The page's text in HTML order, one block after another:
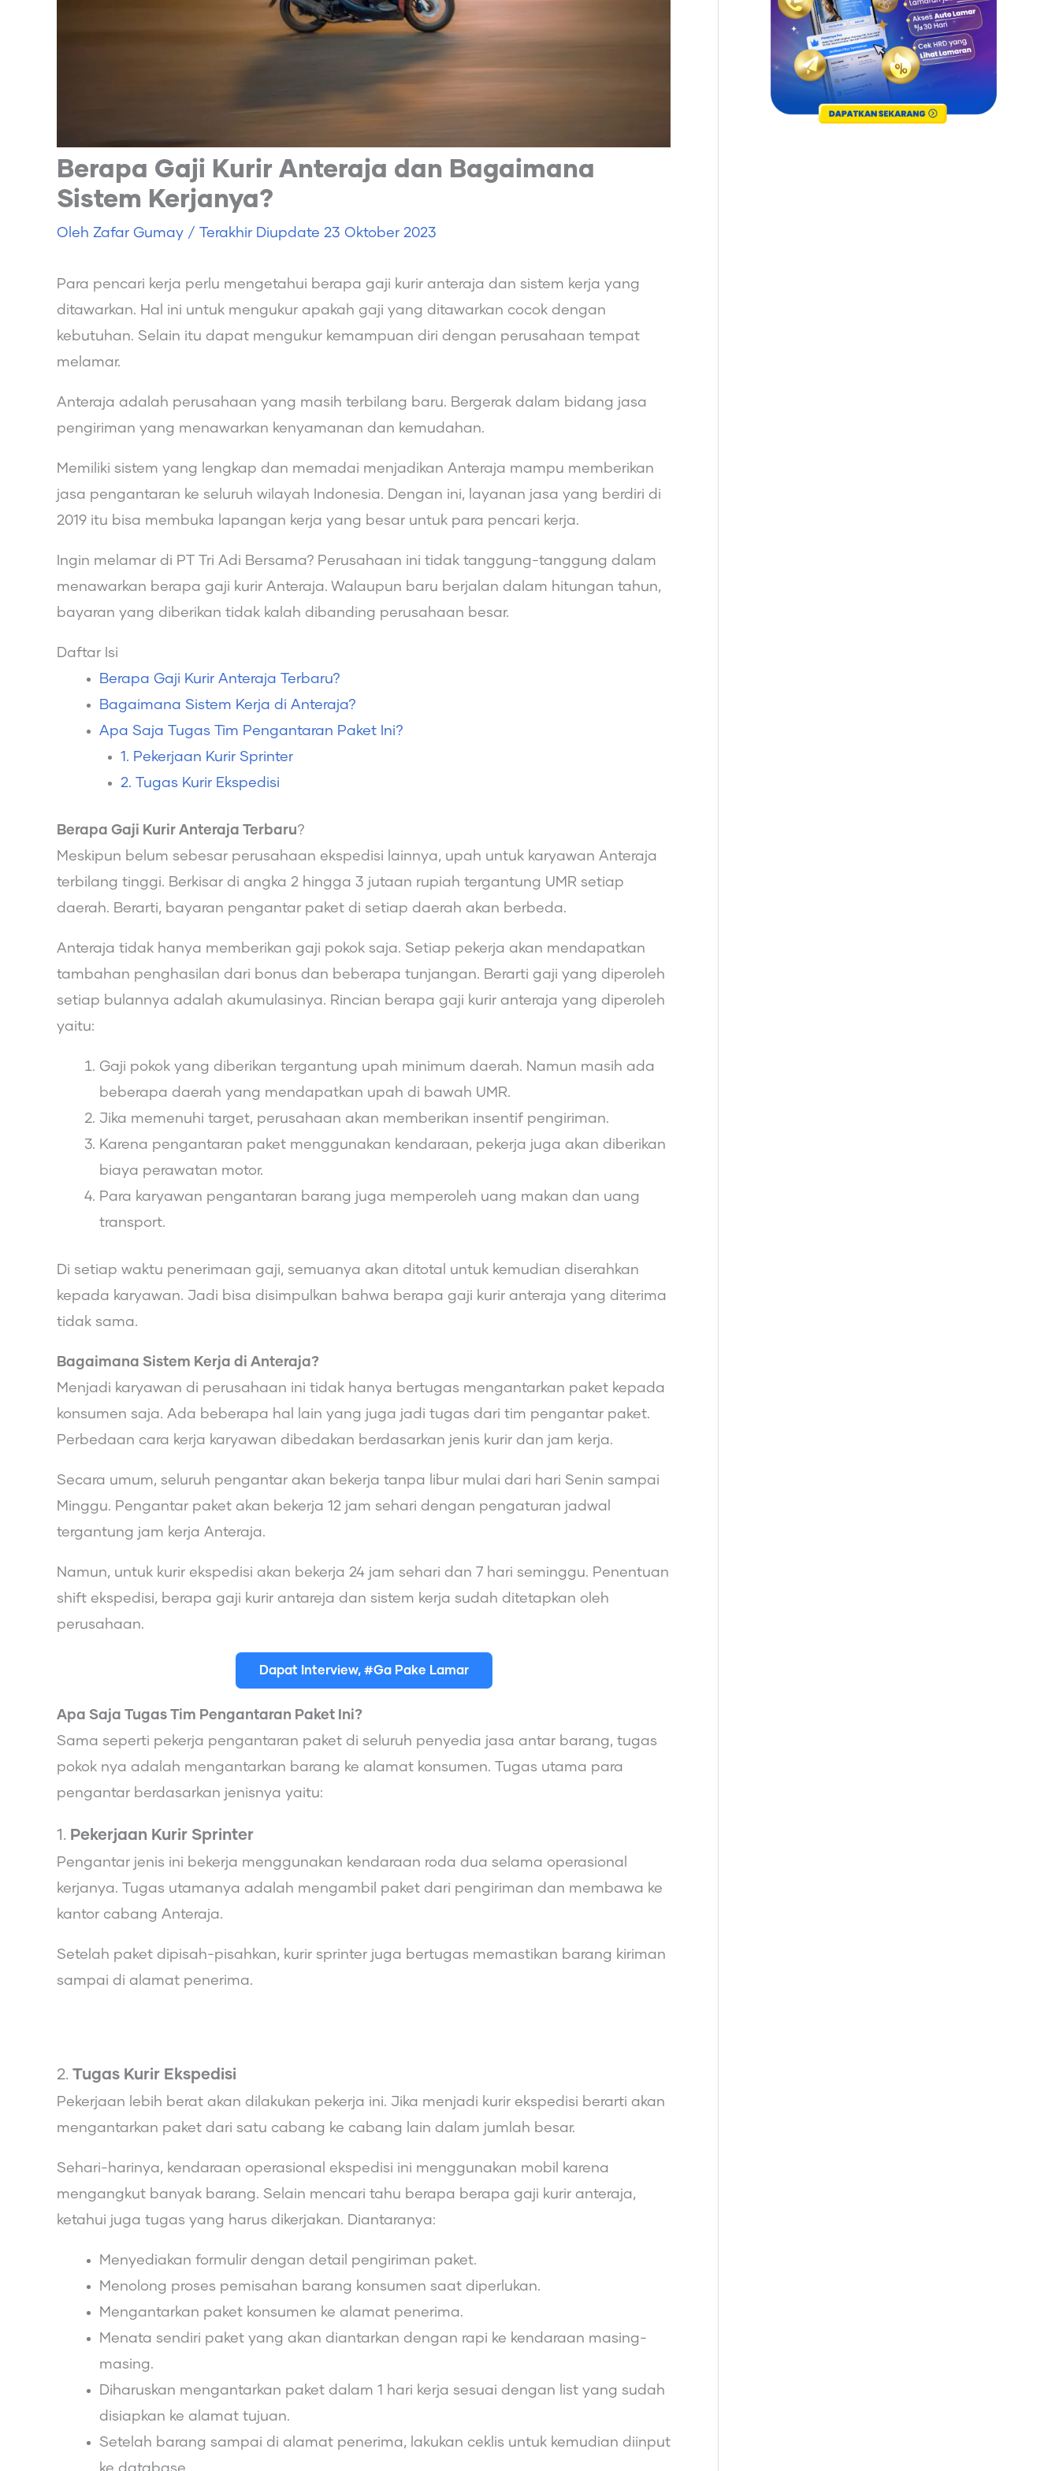
Berapa Gaji Kurir Anteraja dan Bagaimana
Sistem Kerjanya?
Oleh Zafar Gumay / Terakhir Diupdate 23 Oktober 2023
Para pencari kerja perlu mengetahui berapa gaji kurir anteraja dan sistem kerja yang
ditawarkan. Hal ini untuk mengukur apakah gaji yang ditawarkan cocok dengan
kebutuhan. Selain itu dapat mengukur kemampuan diri dengan perusahaan tempat
melamar.
Anteraja adalah perusahaan yang masih terbilang baru. Bergerak dalam bidang jasa
pengiriman yang menawarkan kenyamanan dan kemudahan.
Memiliki sistem yang lengkap dan memadai menjadikan Anteraja mampu memberikan
jasa pengantaran ke seluruh wilayah Indonesia. Dengan ini, layanan jasa yang berdiri di
2019 itu bisa membuka lapangan kerja yang besar untuk para pencari kerja.
Ingin melamar di PT Tri Adi Bersama? Perusahaan ini tidak tanggung-tanggung dalam
menawarkan berapa gaji kurir Anteraja. Walaupun baru berjalan dalam hitungan tahun,
bayaran yang diberikan tidak kalah dibanding perusahaan besar.
Daftar Isi
Berapa Gaji Kurir Anteraja Terbaru?
Bagaimana Sistem Kerja di Anteraja?
Apa Saja Tugas Tim Pengantaran Paket Ini?
1. Pekerjaan Kurir Sprinter
2. Tugas Kurir Ekspedisi
Berapa Gaji Kurir Anteraja Terbaru?
Meskipun belum sebesar perusahaan ekspedisi lainnya, upah untuk karyawan Anteraja
terbilang tinggi. Berkisar di angka 2 hingga 3 jutaan rupiah tergantung UMR setiap
daerah. Berarti, bayaran pengantar paket di setiap daerah akan berbeda.
Anteraja tidak hanya memberikan gaji pokok saja. Setiap pekerja akan mendapatkan
tambahan penghasilan dari bonus dan beberapa tunjangan. Berarti gaji yang diperoleh
setiap bulannya adalah akumulasinya. Rincian berapa gaji kurir anteraja yang diperoleh
yaitu:
Gaji pokok yang diberikan tergantung upah minimum daerah. Namun masih ada
beberapa daerah yang mendapatkan upah di bawah UMR.
Jika memenuhi target, perusahaan akan memberikan insentif pengiriman.
Karena pengantaran paket menggunakan kendaraan, pekerja juga akan diberikan
biaya perawatan motor.
Para karyawan pengantaran barang juga memperoleh uang makan dan uang
transport.
Di setiap waktu penerimaan gaji, semuanya akan ditotal untuk kemudian diserahkan
kepada karyawan. Jadi bisa disimpulkan bahwa berapa gaji kurir anteraja yang diterima
tidak sama.
Bagaimana Sistem Kerja di Anteraja?
Menjadi karyawan di perusahaan ini tidak hanya bertugas mengantarkan paket kepada
konsumen saja. Ada beberapa hal lain yang juga jadi tugas dari tim pengantar paket.
Perbedaan cara kerja karyawan dibedakan berdasarkan jenis kurir dan jam kerja.
Secara umum, seluruh pengantar akan bekerja tanpa libur mulai dari hari Senin sampai
Minggu. Pengantar paket akan bekerja 12 jam sehari dengan pengaturan jadwal
tergantung jam kerja Anteraja.
Namun, untuk kurir ekspedisi akan bekerja 24 jam sehari dan 7 hari seminggu. Penentuan
shift ekspedisi, berapa gaji kurir antareja dan sistem kerja sudah ditetapkan oleh
perusahaan.
Dapat Interview, #Ga Pake Lamar
Apa Saja Tugas Tim Pengantaran Paket Ini?
Sama seperti pekerja pengantaran paket di seluruh penyedia jasa antar barang, tugas
pokok nya adalah mengantarkan barang ke alamat konsumen. Tugas utama para
pengantar berdasarkan jenisnya yaitu:
1. Pekerjaan Kurir Sprinter
Pengantar jenis ini bekerja menggunakan kendaraan roda dua selama operasional
kerjanya. Tugas utamanya adalah mengambil paket dari pengiriman dan membawa ke
kantor cabang Anteraja.
Setelah paket dipisah-pisahkan, kurir sprinter juga bertugas memastikan barang kiriman
sampai di alamat penerima.
2. Tugas Kurir Ekspedisi
Pekerjaan lebih berat akan dilakukan pekerja ini. Jika menjadi kurir ekspedisi berarti akan
mengantarkan paket dari satu cabang ke cabang lain dalam jumlah besar.
Sehari-harinya, kendaraan operasional ekspedisi ini menggunakan mobil karena
mengangkut banyak barang. Selain mencari tahu berapa berapa gaji kurir anteraja,
ketahui juga tugas yang harus dikerjakan. Diantaranya:
Menyediakan formulir dengan detail pengiriman paket.
Menolong proses pemisahan barang konsumen saat diperlukan.
Mengantarkan paket konsumen ke alamat penerima.
Menata sendiri paket yang akan diantarkan dengan rapi ke kendaraan masing-
masing.
Diharuskan mengantarkan paket dalam 1 hari kerja sesuai dengan list yang sudah
disiapkan ke alamat tujuan.
Setelah barang sampai di alamat penerima, lakukan ceklis untuk kemudian diinput